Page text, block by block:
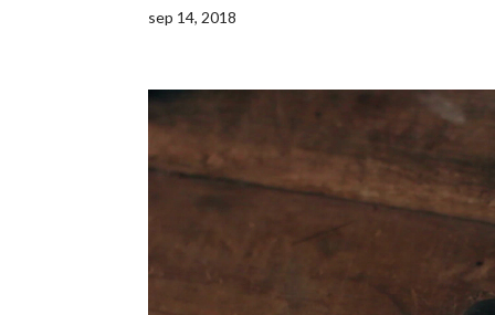
sep 14, 2018
Videospelare